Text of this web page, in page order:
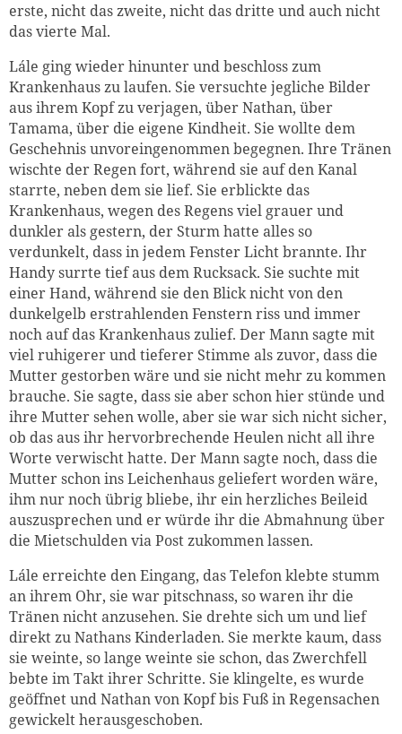
erste, nicht das zweite, nicht das dritte und auch nicht
das vierte Mal.
Lále ging wieder hinunter und beschloss zum
Krankenhaus zu laufen. Sie versuchte jegliche Bilder
aus ihrem Kopf zu verjagen, über Nathan, über
Tamama, über die eigene Kindheit. Sie wollte dem
Geschehnis unvoreingenommen begegnen. Ihre Tränen
wischte der Regen fort, während sie auf den Kanal
starrte, neben dem sie lief. Sie erblickte das
Krankenhaus, wegen des Regens viel grauer und
dunkler als gestern, der Sturm hatte alles so
verdunkelt, dass in jedem Fenster Licht brannte. Ihr
Handy surrte tief aus dem Rucksack. Sie suchte mit
einer Hand, während sie den Blick nicht von den
dunkelgelb erstrahlenden Fenstern riss und immer
noch auf das Krankenhaus zulief. Der Mann sagte mit
viel ruhigerer und tieferer Stimme als zuvor, dass die
Mutter gestorben wäre und sie nicht mehr zu kommen
brauche. Sie sagte, dass sie aber schon hier stünde und
ihre Mutter sehen wolle, aber sie war sich nicht sicher,
ob das aus ihr hervorbrechende Heulen nicht all ihre
Worte verwischt hatte. Der Mann sagte noch, dass die
Mutter schon ins Leichenhaus geliefert worden wäre,
ihm nur noch übrig bliebe, ihr ein herzliches Beileid
auszusprechen und er würde ihr die Abmahnung über
die Mietschulden via Post zukommen lassen.
Lále erreichte den Eingang, das Telefon klebte stumm
an ihrem Ohr, sie war pitschnass, so waren ihr die
Tränen nicht anzusehen. Sie drehte sich um und lief
direkt zu Nathans Kinderladen. Sie merkte kaum, dass
sie weinte, so lange weinte sie schon, das Zwerchfell
bebte im Takt ihrer Schritte. Sie klingelte, es wurde
geöffnet und Nathan von Kopf bis Fuß in Regensachen
gewickelt herausgeschoben.